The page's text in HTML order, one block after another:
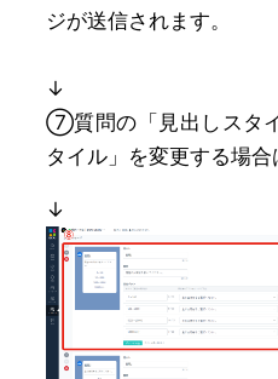
ジが送信されます。
↓
⑦質問の「見出しスタ
タイル」を変更する場
↓